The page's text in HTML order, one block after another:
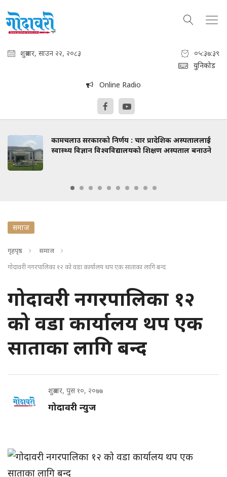
शुक्रबार, साउन २२, २०८३
०५:३७:४०
युनिकोड
Online Radio
कामचलाउ सरकारको निर्णय : चार प्रादेशिक अस्पताललाई
स्वास्थ्य विज्ञान विश्वविद्यालयको शिक्षण अस्पताल बनाउने
समाज
गृहपृष्ठ
समाज
गोदावरी नगरपालिका १२ को वडा कार्यालय थप एक साताका लागि बन्द
गोदावरी नगरपालिका १२
को वडा कार्यालय थप एक
साताका लागि बन्द
शुक्रबार, पुस १०, २०७७
गोदावरी न्युज